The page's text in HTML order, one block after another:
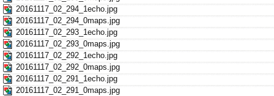
20161117_02_294_1echo.jpg
20161117_02_294_0maps.jpg
20161117_02_293_1echo.jpg
20161117_02_293_0maps.jpg
20161117_02_292_1echo.jpg
20161117_02_292_0maps.jpg
20161117_02_291_1echo.jpg
20161117_02_291_0maps.jpg